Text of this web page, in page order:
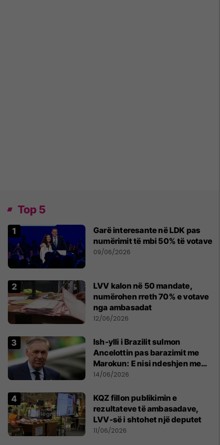
Top 5
Garë interesante në LDK pas
numërimit të mbi 50% të votave
09/06/2026
LVV kalon në 50 mandate,
numërohen rreth 70% e votave
nga ambasadat
12/06/2026
Ish-ylli i Brazilit sulmon
Ancelottin pas barazimit me
Marokun: E nisi ndeshjen me
formacionin e gabuar
14/06/2026
KQZ fillon publikimin e
rezultateve të ambasadave,
LVV-së i shtohet një deputet
11/06/2026